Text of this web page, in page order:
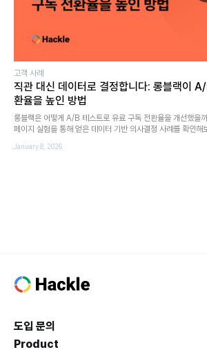
고객 사례
직관 대신 데이터로 결정합니다: 롱블랙이
환율을 높인 방법
롱블랙은 어떻게 A/B 테스트로 유료 구독 전환율을 개선했을
페이지 실험을 통해 얻은 데이터 기반 의사결정 사례를 확인해
January 8, 2026
도입 문의
Product